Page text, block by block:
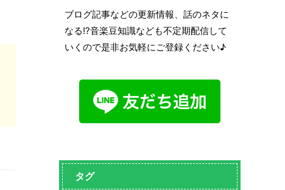
ブログ記事などの更新情報、話のネタに
なる!?音楽豆知識なども不定期配信して
いくので是非お気軽にご登録ください♪
タグ